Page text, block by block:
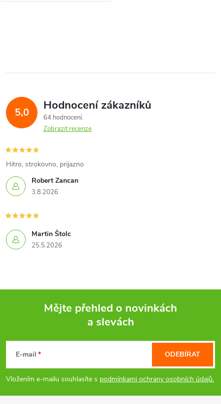
l
d
a
c
í
p
r
v
k
v
i
s
u
5,0 Hodnocení zákazníků
64 hodnocení
Zobrazit recenze
Robert Zancan
3.8.2026
Hitro, strokovno, prijazno
Martin Štolc
25.5.2026
p
Mějte přehled o novinkách
a slevách
E-mail
Vložením e-mailu souhlasíte s podmínkami ochrany osobních údajů.
ODEBÍRAT